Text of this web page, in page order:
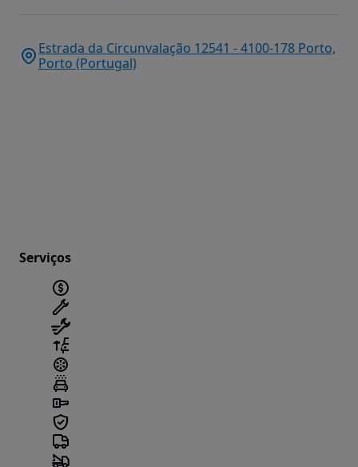
Estrada da Circunvalação 12541 - 4100-178 Porto,
Porto (Portugal)
Serviços